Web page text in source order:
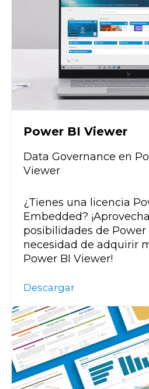
Power BI Viewer
Data Governance en
Viewer
¿Tienes una licencia
Embedded?
posibilidades de Power
necesidad de adquirir
Power BI Viewer!
Descargar